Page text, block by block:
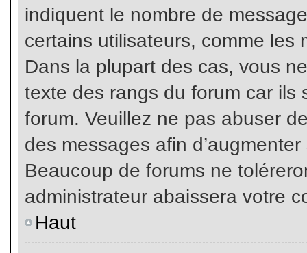
indiquent le nombre de
certains utilisateurs, comme les
Dans la plupart des cas, vous
texte des rangs du forum car ils
forum. Veuillez ne pas abuser
des messages afin
Beaucoup de forums ne
administrateur abaissera votre
Haut